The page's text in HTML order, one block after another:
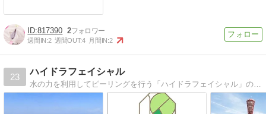
817390 2
週間IN:2 週間OUT:4 月間IN:2
23
ハイドラフェイシャル
水の力を利用してピーリングを行う「ハイドラフェイシャル」の気になる情報をまとめてます。